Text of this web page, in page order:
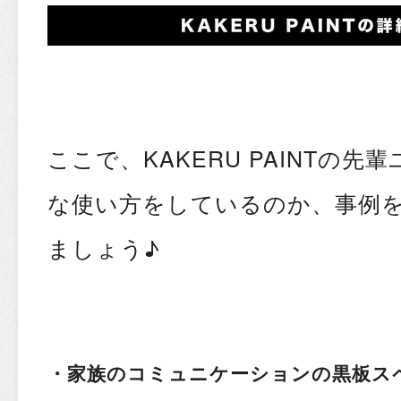
ここで、KAKERU PAINTの先
な使い方をしているのか、事例
ましょう♪
・家族のコミュニケーションの黒板